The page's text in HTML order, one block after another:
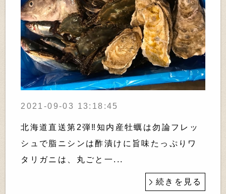
2021-09-03 13:18:45
北海道直送第2弾‼︎知内産牡蠣は勿論フレッ
シュで脂ニシンは酢漬けに旨味たっぷりワ
タリガニは、丸ごと一...
続きを見る